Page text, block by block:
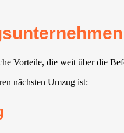
Vorteile, die weit über die
nächsten Umzug ist: